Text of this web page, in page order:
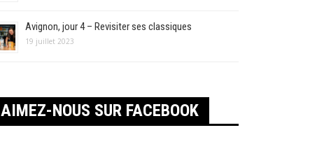
Avignon, jour 4 – Revisiter ses classiques
19 juillet 2023
AIMEZ-NOUS SUR FACEBOOK